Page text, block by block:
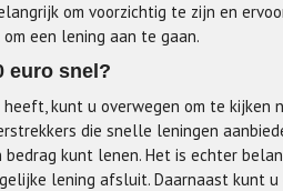
om voorzichtig te zijn en
een lening aan te gaan.
euro snel?
kunt u overwegen om te kijken
die snelle leningen
kunt lenen. Het is echter
lening afsluit. Daarnaast kunt